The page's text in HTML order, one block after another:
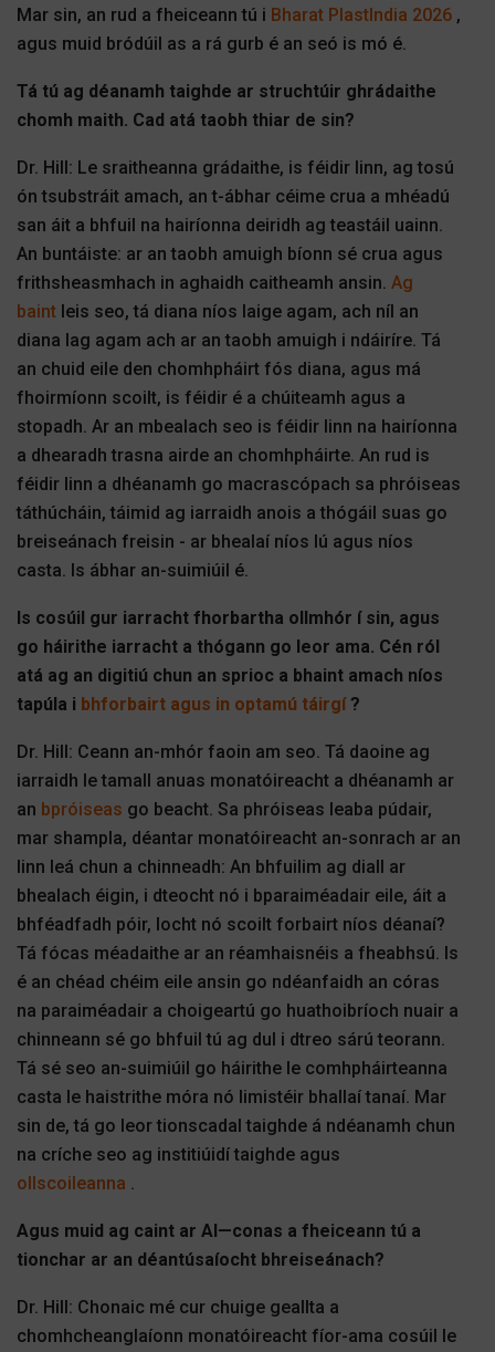
Mar sin, an rud a fheiceann tú i Bharat PlastIndia 2026 ,
agus muid bródúil as a rá gurb é an seó is mó é.
Tá tú ag déanamh taighde ar struchtúir ghrádaithe
chomh maith. Cad atá taobh thiar de sin?
Dr. Hill: Le sraitheanna grádaithe, is féidir linn, ag tosú
ón tsubstráit amach, an t-ábhar céime crua a mhéadú
san áit a bhfuil na hairíonna deiridh ag teastáil uainn.
An buntáiste: ar an taobh amuigh bíonn sé crua agus
frithsheasmhach in aghaidh caitheamh ansin. Ag
baint leis seo, tá diana níos laige agam, ach níl an
diana lag agam ach ar an taobh amuigh i ndáiríre. Tá
an chuid eile den chomhpháirt fós diana, agus má
fhoirmíonn scoilt, is féidir é a chúiteamh agus a
stopadh. Ar an mbealach seo is féidir linn na hairíonna
a dhearadh trasna airde an chomhpháirte. An rud is
féidir linn a dhéanamh go macrascópach sa phróiseas
táthúcháin, táimid ag iarraidh anois a thógáil suas go
breiseánach freisin - ar bhealaí níos lú agus níos
casta. Is ábhar an-suimiúil é.
Is cosúil gur iarracht fhorbartha ollmhór í sin, agus
go háirithe iarracht a thógann go leor ama. Cén ról
atá ag an digitiú chun an sprioc a bhaint amach níos
tapúla i bhforbairt agus in optamú táirgí?
Dr. Hill: Ceann an-mhór faoin am seo. Tá daoine ag
iarraidh le tamall anuas monatóireacht a dhéanamh ar
an bpróiseas go beacht. Sa phróiseas leaba púdair,
mar shampla, déantar monatóireacht an-sonrach ar an
linn leá chun a chinneadh: An bhfuilim ag diall ar
bhealach éigin, i dteocht nó i bparaiméadair eile, áit a
bhféadfadh póir, locht nó scoilt forbairt níos déanaí?
Tá fócas méadaithe ar an réamhaisnéis a fheabhsú. Is
é an chéad chéim eile ansin go ndéanfaidh an córas
na paraiméadair a choigeartú go huathoibríoch nuair a
chinneann sé go bhfuil tú ag dul i dtreo sárú teorann.
Tá sé seo an-suimiúil go háirithe le comhpháirteanna
casta le haistrithe móra nó limistéir bhallaí tanaí. Mar
sin de, tá go leor tionscadal taighde á ndéanamh chun
na críche seo ag institiúidí taighde agus
ollscoileanna .
Agus muid ag caint ar AI—conas a fheiceann tú a
tionchar ar an déantúsaíocht bhreiseánach?
Dr. Hill: Chonaic mé cur chuige geallta a
chomhcheanglaíonn monatóireacht fíor-ama cosúil le